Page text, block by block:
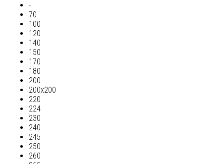
-
70
100
120
140
150
170
180
200
200х200
220
224
230
240
245
250
260